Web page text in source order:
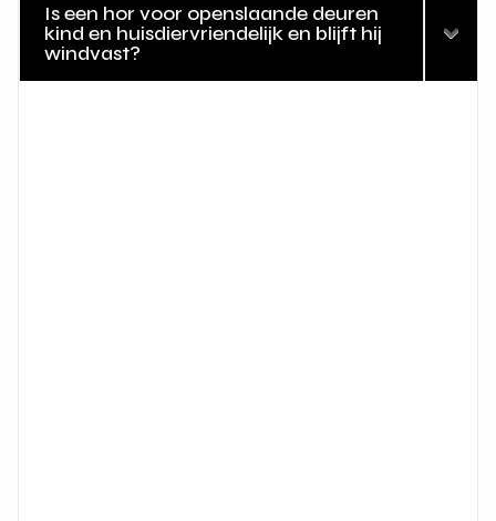
Is een hor voor openslaande deuren
kind en huisdiervriendelijk en blijft hij
windvast?